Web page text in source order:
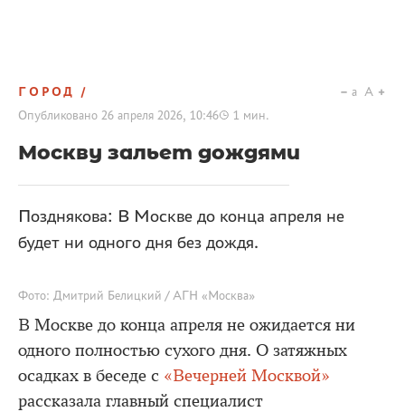
ГОРОД
Опубликовано 26 апреля 2026, 10:46 1 мин.
a A
Москву зальет дождями
Позднякова: В Москве до конца апреля не
будет ни одного дня без дождя.
Фото: Дмитрий Белицкий / АГН «Москва»
В Москве до конца апреля не ожидается ни
одного полностью сухого дня. О затяжных
осадках в беседе с «Вечерней Москвой»
рассказала главный специалист